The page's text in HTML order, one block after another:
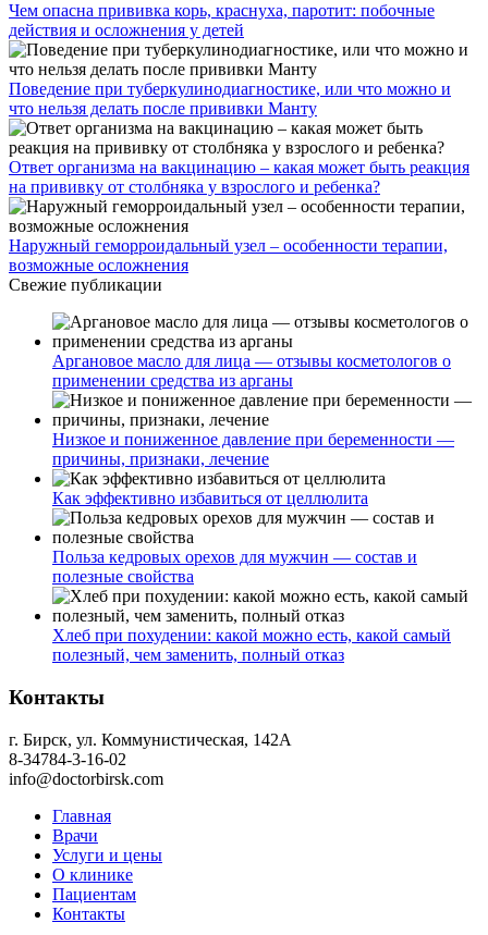
Чем опасна прививка корь, краснуха, паротит: побочные
действия и осложнения у детей
Поведение при туберкулинодиагностике, или что можно и
что нельзя делать после прививки Манту
Ответ организма на вакцинацию – какая может быть реакция
на прививку от столбняка у взрослого и ребенка?
Наружный геморроидальный узел – особенности терапии,
возможные осложнения
Свежие публикации
Аргановое масло для лица — отзывы косметологов о
применении средства из арганы
Низкое и пониженное давление при беременности —
причины, признаки, лечение
Как эффективно избавиться от целлюлита
Польза кедровых орехов для мужчин — состав и
полезные свойства
Хлеб при похудении: какой можно есть, какой самый
полезный, чем заменить, полный отказ
Контакты
г. Бирск, ул. Коммунистическая, 142А
8-34784-3-16-02
info@doctorbirsk.com
Главная
Врачи
Услуги и цены
О клинике
Пациентам
Контакты